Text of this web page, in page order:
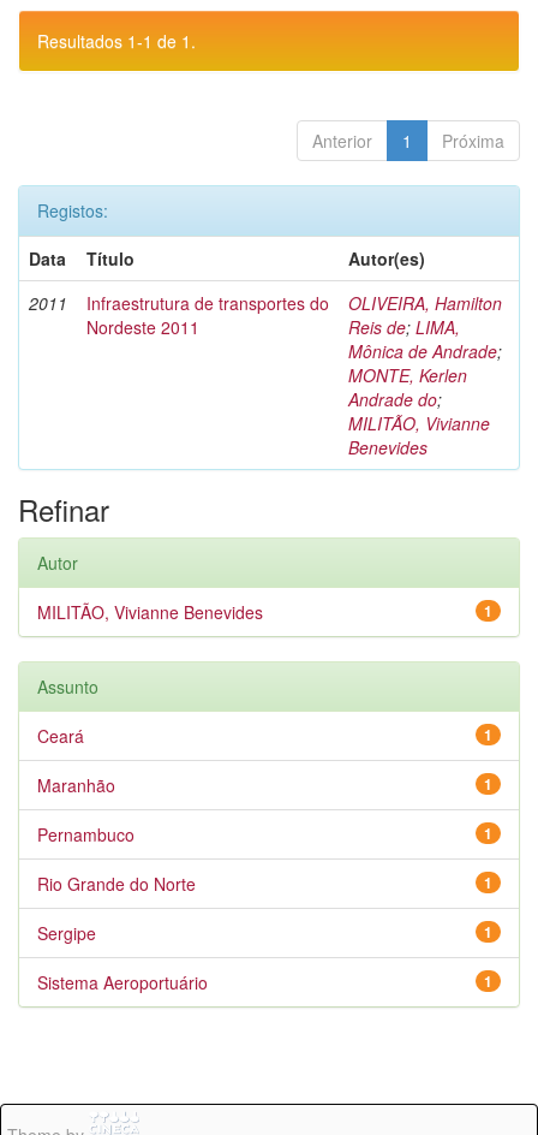
Resultados 1-1 de 1.
Anterior 1 Próxima
Registos:
Data
Título
Autor(es)
2011
Infraestrutura de transportes do
Nordeste 2011
OLIVEIRA, Hamilton
Reis de; LIMA,
Mônica de Andrade;
MONTE, Kerlen
Andrade do;
MILITÃO, Vivianne
Benevides
Refinar
Autor
1
MILITÃO, Vivianne Benevides
Assunto
1
Ceará
1
Maranhão
1
Pernambuco
1
Rio Grande do Norte
1
Sergipe
1
Sistema Aeroportuário